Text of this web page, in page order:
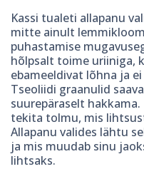
Kassi tualeti allapanu
mitte ainult
puhastamise
hõlpsalt toime uriiniga,
ebameeldivat lõhna ja
Tseoliidi graanulid
suurepäraselt
tekita tolmu, mis
Allapanu valides lähtu
ja mis muudab sinu
lihtsaks.